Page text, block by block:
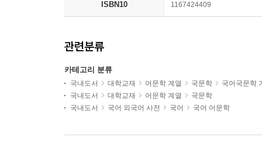
ISBN10 1167424409
관련분류
카테고리 분류
국내도서 대학교재 어문학 계열 국문학
국어국문학
국내도서
대학교재 어문학 계열
국문학
국내도서
국어 외국어 사전 국어 국어 어문학